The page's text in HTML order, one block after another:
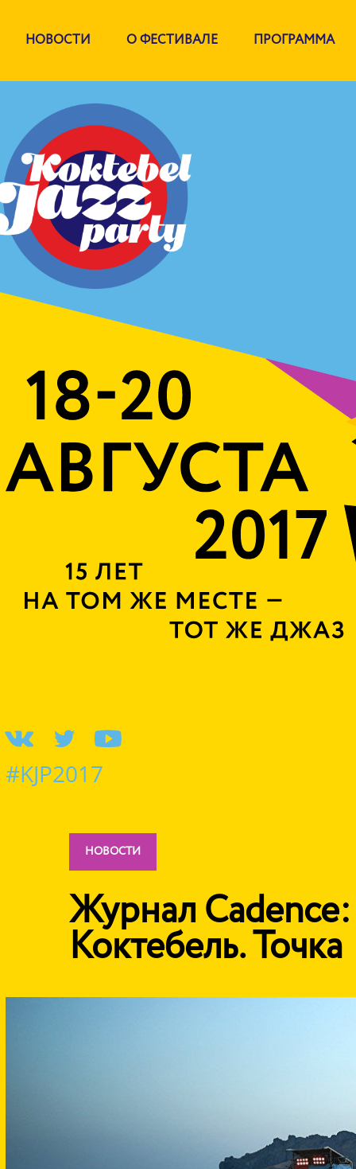
НОВОСТИ О ФЕСТИВАЛЕ ПРОГРАММА
#KJP2017
НОВОСТИ
Журнал
Коктебель. Точка